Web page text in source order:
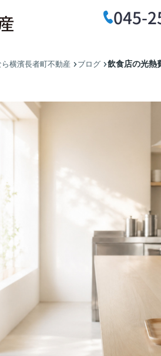
045-
横濱長者町不動産 ブログ 飲食店の光熱